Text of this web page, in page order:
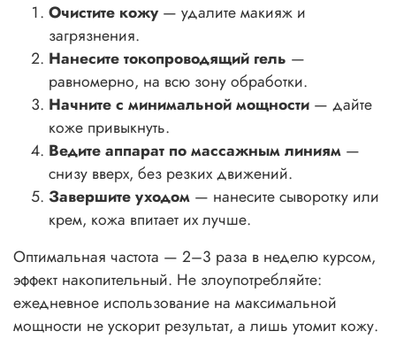
Очистите кожу — удалите макияж и
загрязнения.
Нанесите токопроводящий гель —
равномерно, на всю зону обработки.
Начните с минимальной мощности — дайте
коже привыкнуть.
Ведите аппарат по массажным линиям —
снизу вверх, без резких движений.
Завершите уходом — нанесите сыворотку или
крем, кожа впитает их лучше.
Оптимальная частота — 2–3 раза в неделю курсом,
эффект накопительный. Не злоупотребляйте:
ежедневное использование на максимальной
мощности не ускорит результат, а лишь утомит кожу.